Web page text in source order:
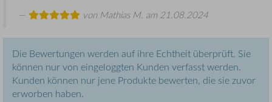
von Mathias M. am 21.08.2024
Die Bewertungen werden auf ihre Echtheit überprüft. Sie
können nur von eingeloggten Kunden verfasst werden.
Kunden können nur jene Produkte bewerten, die sie zuvor
erworben haben.